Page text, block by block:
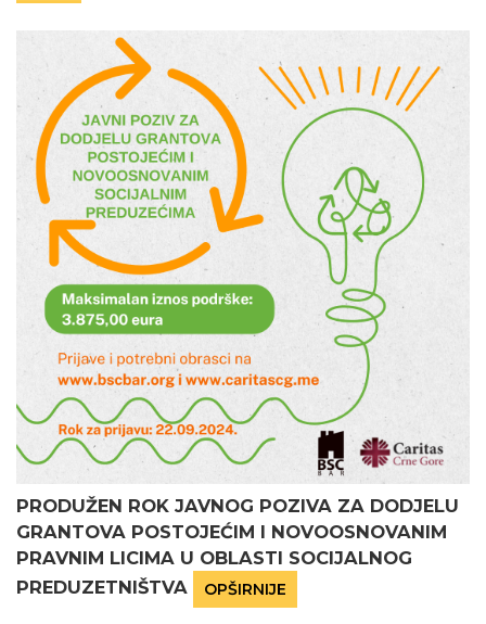
PRODUŽEN ROK JAVNOG POZIVA ZA DODJELU
GRANTOVA POSTOJEĆIM I NOVOOSNOVANIM
PRAVNIM LICIMA U OBLASTI SOCIJALNOG
PREDUZETNIŠTVA
OPŠIRNIJE